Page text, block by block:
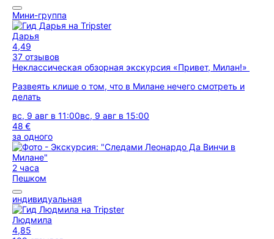
Мини-группа
Дарья
4,49
37 отзывов
Неклассическая обзорная экскурсия «Привет, Милан!»
Развеять клише о том, что в Милане нечего смотреть и
делать
вс, 9 авг в 11:00вс, 9 авг в 15:00
48 €
за одного
2 часа
Пешком
индивидуальная
Людмила
4,85